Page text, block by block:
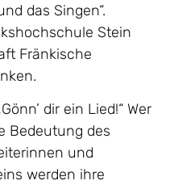
das Singen“.
Stein
Fränkische
dir ein Lied!“ Wer
Bedeutung des
und
werden ihre